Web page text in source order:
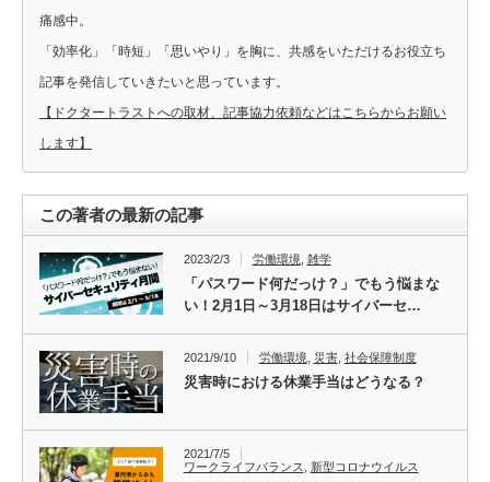
痛感中。
「効率化」「時短」「思いやり」を胸に、共感をいただけるお役立ち
記事を発信していきたいと思っています。
【ドクタートラストへの取材、記事協力依頼などはこちらからお願い
します】
この著者の最新の記事
2023/2/3 労働環境 雑学
「パスワード何だっけ？」でもう悩まな
い！2月1日～3月18日はサイバーセ…
2021/9/10 労働環境 災害, 社会保障制度
災害時における休業手当はどうなる？
2021/7/5
ワークライフバランス
新型コロナウイルス